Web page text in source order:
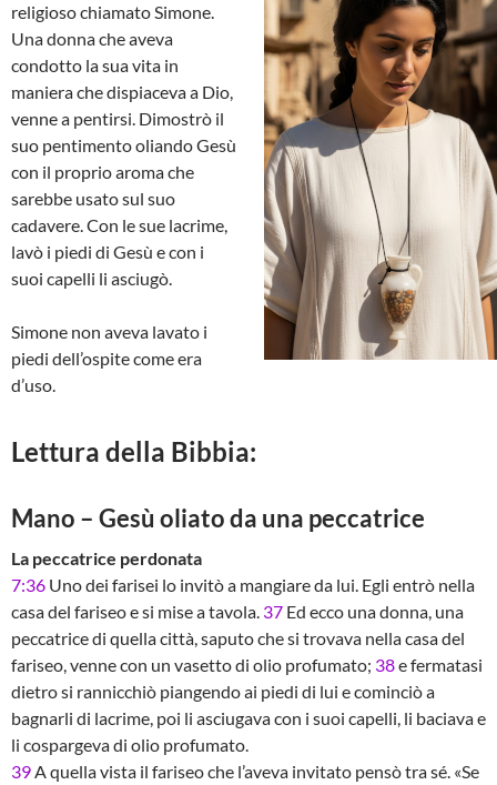
religioso chiamato Simone.
Una donna che aveva
condotto la sua vita in
maniera che dispiaceva a Dio,
venne a pentirsi. Dimostrò il
suo pentimento oliando Gesù
con il proprio aroma che
sarebbe usato sul suo
cadavere. Con le sue lacrime,
lavò i piedi di Gesù e con i
suoi capelli li asciugò.
Simone non aveva lavato i
piedi dell’ospite come era
d’uso.
Lettura della Bibbia:
Mano – Gesù oliato da una peccatrice
La peccatrice perdonata
7:36 Uno dei farisei lo invitò a mangiare da lui. Egli entrò nella
casa del fariseo e si mise a tavola. 37 Ed ecco una donna, una
peccatrice di quella città, saputo che si trovava nella casa del
fariseo, venne con un vasetto di olio profumato; 38e fermatasi
dietro si rannicchiò piangendo ai piedi di lui e cominciò a
bagnarli di lacrime, poi li asciugava con i suoi capelli, li baciava e
li cospargeva di olio profumato.
39A quella vista il fariseo che l’aveva invitato pensò tra sé. «Se